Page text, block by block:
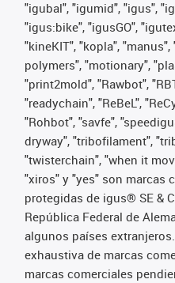
"igubal", "igumid", "igus",
"igus:bike", "igusGO",
"kineKIT", "kopla",
polymers", "motionary",
"print2mold", "Rawbot",
"readychain", "ReBeL",
"Rohbot", "savfe",
dryway", "tribofilament",
"twisterchain", "when it
"xiros" y "yes" son marcas
protegidas de igus® SE &
República Federal de
algunos países
exhaustiva de marcas
marcas comerciales